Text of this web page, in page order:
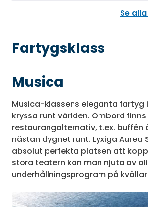
Se
Fartygsklass
Musica
Musica-klassens eleganta fartyg
kryssa runt världen. Ombord
restaurangalternativ, t.ex. buffén
nästan dygnet runt. Lyxiga Aurea
absolut perfekta platsen att
stora teatern kan man njuta av
underhållningsprogram på